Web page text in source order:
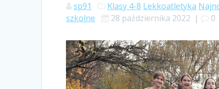
sp91 Klasy 4-8 Lekkoatletyka
szkolne
28 października 2022 | 0